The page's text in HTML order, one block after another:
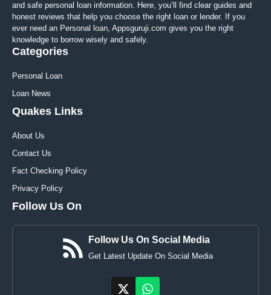
and safe personal loan information. Here, you’ll find clear guides and
honest reviews that help you choose the right loan or lender. If you
ever need an Personal loan, Appsguruji.com gives you the right
knowledge to borrow wisely and safely.
Categories
Personal Loan
Loan News
Quakes Links
About Us
Contact Us
Fact Checking Policy
Privacy Policy
Follow Us On
Follow Us On Social Media
Get Latest Update On Social Media